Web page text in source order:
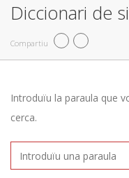
Diccionari de
Compartiu
Introduïu la paraula que
cerca.